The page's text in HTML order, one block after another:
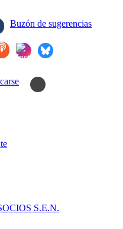
Buzón de sugerencias
S.E.N.